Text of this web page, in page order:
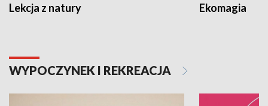
Lekcja z natury Ekomagia
WYPOCZYNEK I REKREACJA